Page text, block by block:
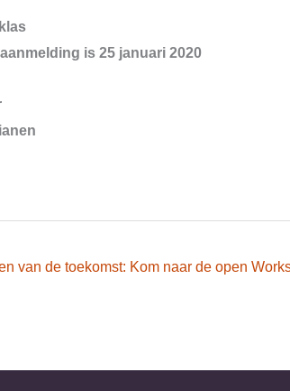
is 25 januari 2020
van de toekomst: Kom naar de open